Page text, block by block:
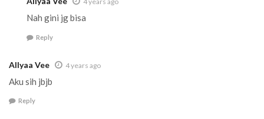
Nah gini jg bisa
Reply
Allyaa Vee 4 years ago
Aku sih jbjb
Reply